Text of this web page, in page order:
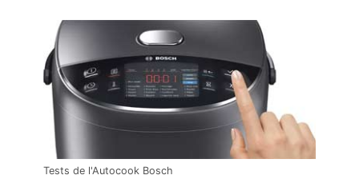
Tests de l'Autocook Bosch